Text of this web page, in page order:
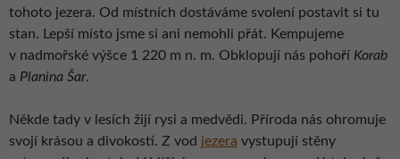
tohoto jezera. Od místních dostáváme svolení postavit si tu
stan. Lepší místo jsme si ani nemohli přát. Kempujeme
v nadmořské výšce 1 220 m n. m. Obklopují nás pohoří Korab
a Planina Šar.
Někde tady v lesích žijí rysi a medvědi. Příroda nás ohromuje
svojí krásou a divokostí. Z vod jezera vystupují stěny